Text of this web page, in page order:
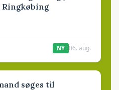
Ringkøbing
NY 06. aug.
søges til